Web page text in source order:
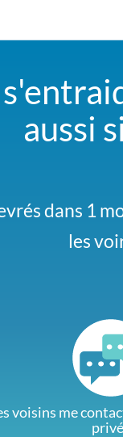
aussi
dans 1
les
la
à la mairie.
voisins me